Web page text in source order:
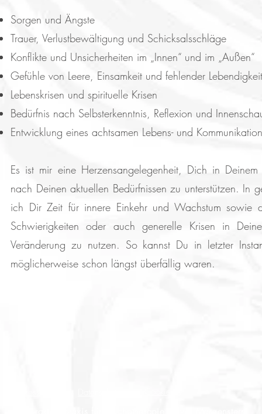
Sorgen und Ängste
Trauer, Verlustbewältigung und Schicksalsschläge
Konflikte und Unsicherheiten im „Innen“ und im „Außen“
Gefühle von Leere, Einsamkeit und fehlender Lebendigkeit
Lebenskrisen und spirituelle Krisen
Bedürfnis nach Selbsterkenntnis, Reflexion und
Entwicklung eines achtsamen Lebens- und
Es ist mir eine Herzensangelegenheit, Dich in
nach Deinen aktuellen Bedürfnissen zu unterstützen. In
ich Dir Zeit für innere Einkehr und Wachstum sowie
Schwierigkeiten oder auch generelle Krisen in
Veränderung zu nutzen. So kannst Du in letzter
möglicherweise schon längst überfällig waren.